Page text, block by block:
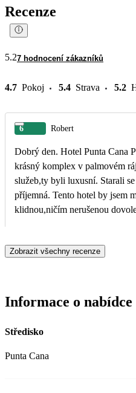
Recenze
5.27 hodnocení zákazníků
4.7 Pokoj 5.4 Strava 5.2
6 Robert
Dobrý den. Hotel Punta Cana
krásný komplex v palmovém
služeb,ty byli luxusní. Starali
příjemná. Tento hotel by jsem
klidnou,ničím nerušenou
Zobrazit všechny recenze
Informace o nabídce
Středisko
Punta Cana